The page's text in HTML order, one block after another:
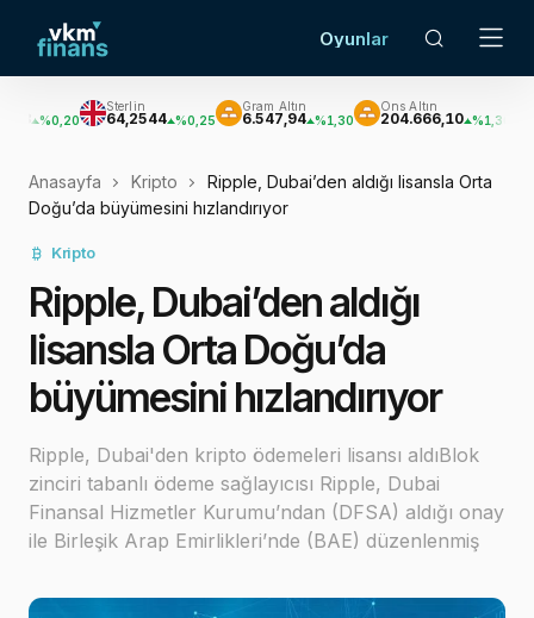
Oyunlar
Sterlin
64,2544 %0,25
Gram Altın
6.547,94 %1,30
Ons Altın
204.666,10 %1,30
Anasayfa Kripto
Ripple, Dubai’den aldığı lisansla Orta
Doğu’da büyümesini hızlandırıyor
Kripto
Ripple, Dubai’den aldığı
lisansla Orta Doğu’da
büyümesini hızlandırıyor
Ripple, Dubai'den kripto ödemeleri lisansı aldıBlok
zinciri tabanlı ödeme sağlayıcısı Ripple, Dubai
Finansal Hizmetler Kurumu’ndan (DFSA) aldığı onay
ile Birleşik Arap Emirlikleri’nde (BAE) düzenlenmiş